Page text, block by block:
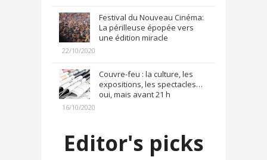
Festival du Nouveau Cinéma:
La périlleuse épopée vers
une édition miracle
22/10/2020
Couvre-feu : la culture, les
expositions, les spectacles…
oui, mais avant 21 h
16/10/2020
Editor's picks